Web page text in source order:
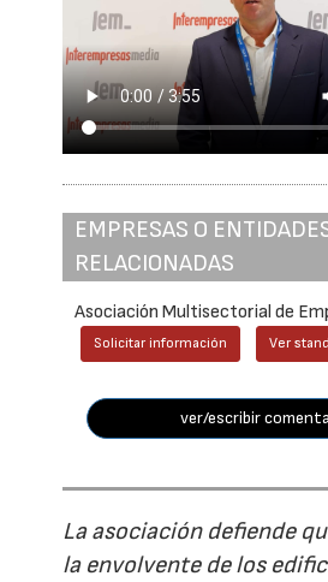
EMPRESAS O
RELACIONADAS
Asociación Multisectorial de
Solicitar información Ver
ver/escribir
La asociación defiende
la envolvente de los